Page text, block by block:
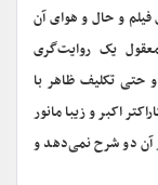
فیلم و حال و هوای آن
یک روایت‌گری
حتی تکلیف ظاهر با
اکبر و زیبا مانور
آن دو شرح نمی‌دهد و